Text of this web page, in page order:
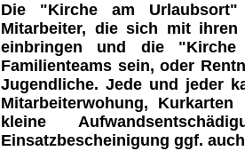
Die "Kirche am Urlaubsort"
Mitarbeiter, die sich mit ihren
einbringen und die
Familienteams sein,oder
Jugendliche. Jede und jeder
Mitarbeiterwohung,
kleine
Einsatzbescheinigung ggf.